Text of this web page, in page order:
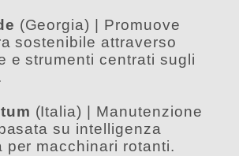
(Georgia) | Promuove
sostenibile attraverso
e strumenti centrati sugli
(Italia) | Manutenzione
su intelligenza
per macchinari rotanti.